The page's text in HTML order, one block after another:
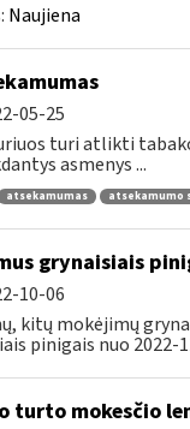
Naujiena
05-25
turi atlikti
asmenys ...
atsekamumas atsekamumo
grynaisiais
10-06
kitų mokėjimų
pinigais nuo 2022-
turto mokesčio